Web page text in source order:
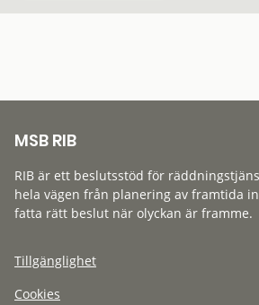
MSB RIB
RIB är ett beslutsstöd för
hela vägen från planering av framtida
fatta rätt beslut när olyckan är framme.
Tillgänglighet
Cookies